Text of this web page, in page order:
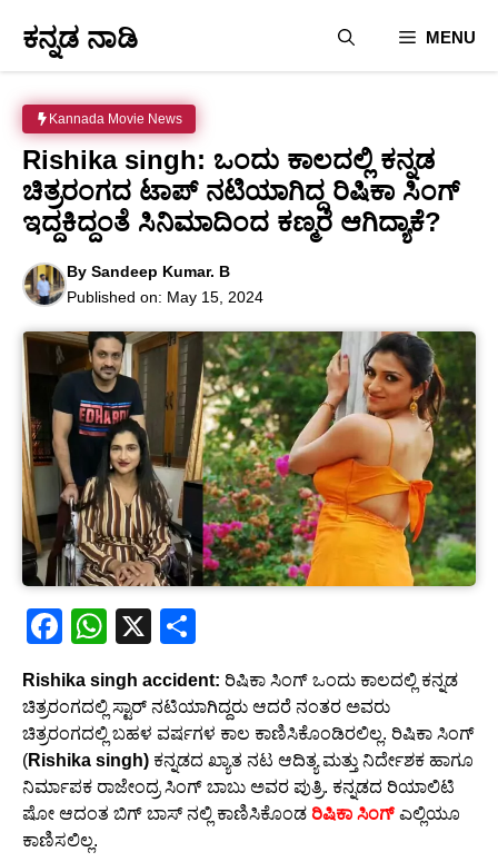
content
ಕನ್ನಡ ನಾಡಿ MENU
Kannada Movie News
Rishika singh: ಒಂದು ಕಾಲದಲ್ಲಿ ಕನ್ನಡ
ಚಿತ್ರರಂಗದ ಟಾಪ್ ನಟಿಯಾಗಿದ್ದ ರಿಷಿಕಾ ಸಿಂಗ್
ಇದ್ದಕಿದ್ದಂತೆ ಸಿನಿಮಾದಿಂದ ಕಣ್ಮರೆ ಆಗಿದ್ಯಾಕೆ?
By Sandeep Kumar. B
Published on: May 15, 2024
F
a
c
e
b
o
o
W
at
s
A
p
X
ar
e
Rishika singh accident: ರಿಷಿಕಾ ಸಿಂಗ್ ಒಂದು ಕಾಲದಲ್ಲಿ ಕನ್ನಡ
ಚಿತ್ರರಂಗದಲ್ಲಿ ಸ್ಟಾರ್ ನಟಿಯಾಗಿದ್ದರು ಆದರೆ ನಂತರ ಅವರು
ಚಿತ್ರರಂಗದಲ್ಲಿ ಬಹಳ ವರ್ಷಗಳ ಕಾಲ ಕಾಣಿಸಿಕೊಂಡಿರಲಿಲ್ಲ. ರಿಷಿಕಾ ಸಿಂಗ್
(Rishika singh) ಕನ್ನಡದ ಖ್ಯಾತ ನಟ ಆದಿತ್ಯ ಮತ್ತು ನಿರ್ದೇಶಕ ಹಾಗೂ
ನಿರ್ಮಾಪಕ ರಾಜೇಂದ್ರ ಸಿಂಗ್ ಬಾಬು ಅವರ ಪುತ್ರಿ. ಕನ್ನಡದ ರಿಯಾಲಿಟಿ
ಷೋ ಆದಂತ ಬಿಗ್ ಬಾಸ್ ನಲ್ಲಿ ಕಾಣಿಸಿಕೊಂಡ ರಿಷಿಕಾ ಸಿಂಗ್ ಎಲ್ಲಿಯೂ
ಕಾಣಿಸಲಿಲ್ಲ.